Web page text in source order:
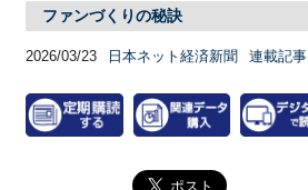
ファンづくりの秘訣
2026/03/23 日本ネット経済新聞 連載記事